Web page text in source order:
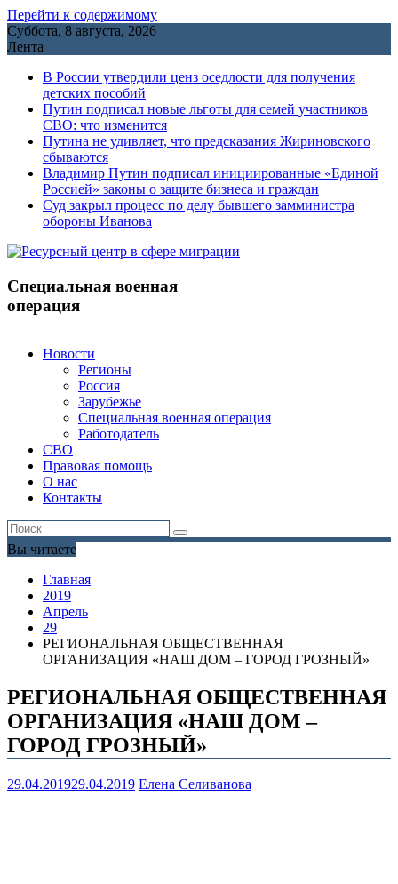
Перейти к содержимому
Суббота, 8 августа, 2026
Лента
В России утвердили ценз оседлости для получения
детских пособий
Путин подписал новые льготы для семей участников
СВО: что изменится
Путина не удивляет, что предсказания Жириновского
сбываются
Владимир Путин подписал инициированные «Единой
Россией» законы о защите бизнеса и граждан
Cуд закрыл процесс по делу бывшего замминистра
обороны Иванова
Специальная военная
операция
Новости
Регионы
Россия
Зарубежье
Специальная военная операция
Работодатель
СВО
Правовая помощь
О нас
Контакты
Вы читаете
Главная
2019
Апрель
29
РЕГИОНАЛЬНАЯ ОБЩЕСТВЕННАЯ
ОРГАНИЗАЦИЯ «НАШ ДОМ – ГОРОД ГРОЗНЫЙ»
РЕГИОНАЛЬНАЯ ОБЩЕСТВЕННАЯ
ОРГАНИЗАЦИЯ «НАШ ДОМ –
ГОРОД ГРОЗНЫЙ»
29.04.201929.04.2019 Елена Селиванова